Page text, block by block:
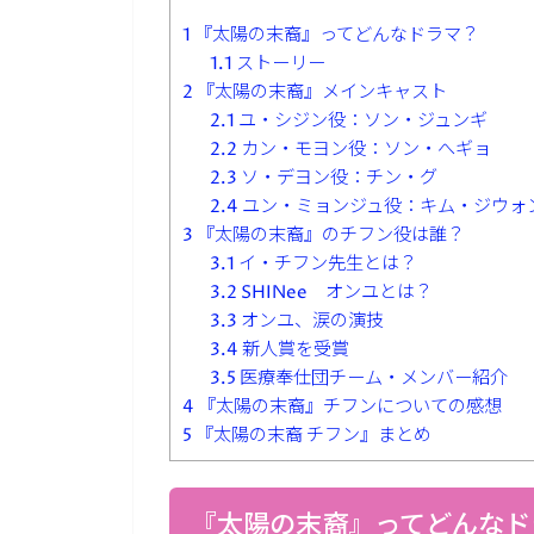
1 『太陽の末裔』ってどんなドラマ？
1.1 ストーリー
2 『太陽の末裔』メインキャスト
2.1 ユ・シジン役：ソン・ジュンギ
2.2 カン・モヨン役：ソン・へギョ
2.3 ソ・デヨン役：チン・グ
2.4 ユン・ミョンジュ役：キム・ジウォ
3 『太陽の末裔』のチフン役は誰？
3.1 イ・チフン先生とは？
3.2 SHINee オンユとは？
3.3 オンユ、涙の演技
3.4新人賞を受賞
3.5 医療奉仕団チーム・メンバー紹介
4 『太陽の末裔』チフンについての感想
5 『太陽の末裔 チフン』まとめ
『太陽の末裔』ってどんな